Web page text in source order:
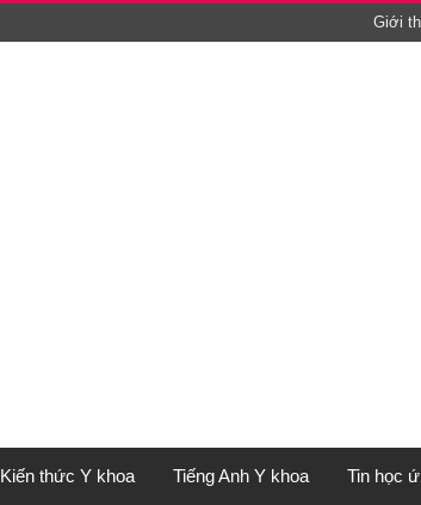
Giới
Kiến thức Y khoa Tiếng Anh Y khoa Tin học